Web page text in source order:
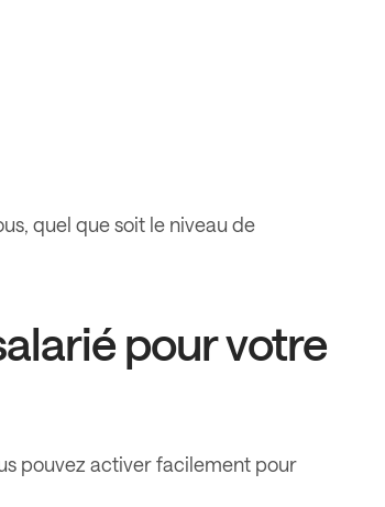
quel que soit le niveau de
pour votre
pouvez activer facilement pour